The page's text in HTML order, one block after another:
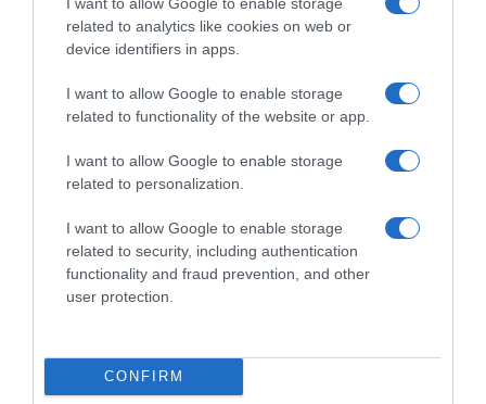
related to analytics like cookies on web or
device identifiers in apps.
I want to allow Google to enable storage
related to functionality of the website or app.
I want to allow Google to enable storage
related to personalization.
I want to allow Google to enable storage
related to security, including authentication
functionality and fraud prevention, and other
user protection.
CONFIRM
PRAZERES
Encontros à volta do fogo ao final da tarde no
Saccharum
12 Mai 11:58